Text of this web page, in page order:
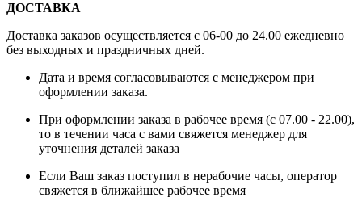
ДОСТАВКА
Доставка заказов осуществляется с 06-00 до 24.00 ежедневно
без выходных и праздничных дней.
Дата и время согласовываются с менеджером при
оформлении заказа.
При оформлении заказа в рабочее время (с 07.00 - 22.00),
то в течении часа с вами свяжется менеджер для
уточнения деталей заказа
Если Ваш заказ поступил в нерабочие часы, оператор
свяжется в ближайшее рабочее время